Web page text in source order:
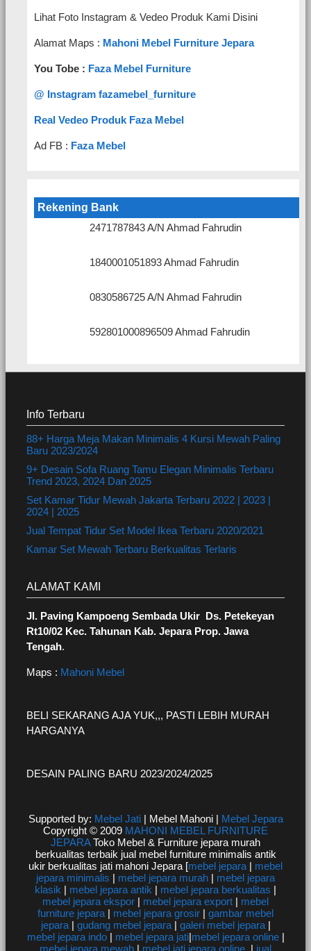
Lihat Foto Instagram & Vedeo Produk Kami Disini
Alamat Maps : Mahoni Mebel Furniture Jepara
You Tobe : Faza Mebel Furniture
@ Instagram fazamebel_furniture
Real Vedeo Produk Faza Mebel
Ad FB : Faza Mebel
Rekening Bank
2471787843 A/N Ahmad Fahrudin
1840001051893 Ahmad Fahrudin
0830586725 A/N Ahmad Fahrudin
592801000896509 Ahmad Fahrudin
Info Terbaru
88+ Harga Meja Makan Minimalis 4 Kursi Mewah Paling
Baru 2023/2024
9+ Desain Sofa Ruang Tamu Elegan Minimalis Terbaru
Trend 2023, 2024 Dan 2025
Set Kamar Tidur Mewah Jakarta Terbaru 2022 | 2023 |
2024 | 2025
Jual Tempat Tidur Set Model Ikea Terbaru 2020/2021
Kamar Set Mewah Terbaru Berkualitas Terlaris
ALAMAT KAMI
Jl. Paving Kampoeng Sembada Ukir Ds. Petekeyan
Rt10/02 Kec. Tahunan Kab. Jepara Prop. Jawa
Tengah.
Maps : Mahoni Mebel
BELI SEKARANG AJA YUK,,, PASTI LEBIH MURAH
HARGANYA
DESAIN PALING BARU 2023/2024/2025
Supported by: Mebel Jati| Mebel Mahoni | Mebel Jepara
Copyright © 2009 MAHONI MEBEL FURNITURE
JEPARAToko Mebel & Furniture jepara murah
berkualitas terbaik jual mebel furniture minimalis antik
ukir berkualitas jati mahoni Jepara [mebel jepara | mebel
jepara minimalis | mebel jepara murah | mebel jepara
klasik | mebel jepara antik | mebel jepara berkualitas |
mebel jepara ekspor | mebel jepara export | mebel
furniture jepara | mebel jepara grosir | gambar mebel
jepara| gudang mebel jepara| galeri mebel jepara|
mebel jepara indo| mebel jepara jati|mebel jepara online|